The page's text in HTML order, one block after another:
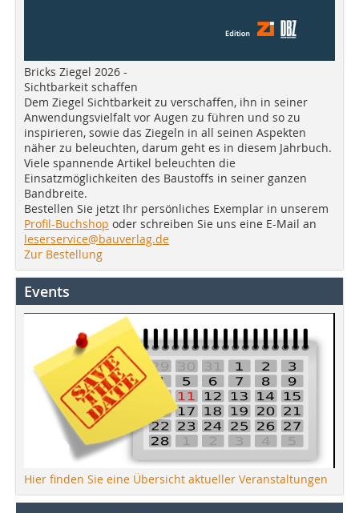
Bricks Ziegel 2026 -
Sichtbarkeit schaffen
Dem Ziegel Sichtbarkeit zu verschaffen, ihn in seiner
Anwendungsvielfalt vor Augen zu führen und so zu
inspirieren, sowie das Ziegeln in all seinen Aspekten
näher zu beleuchten, darum geht es in diesem Jahrbuch.
Viele spannende Artikel beleuchten die
Einsatzmöglichkeiten des Baustoffs in seiner ganzen
Bandbreite.
Bestellen Sie jetzt Ihr persönliches Exemplar in unserem
Profil-Buchshop oder schreiben Sie uns eine E-Mail an
leserservice@bauverlag.de
Zur Bestellung
Events
Hier finden Sie eine Übersicht aktueller Veranstaltungen